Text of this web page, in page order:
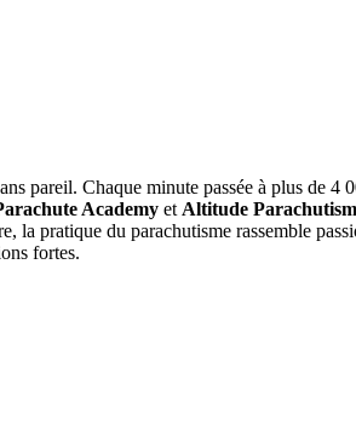
pareil. Chaque minute passée à plus de 4
Academy et Altitude
pratique du parachutisme rassemble
fortes.